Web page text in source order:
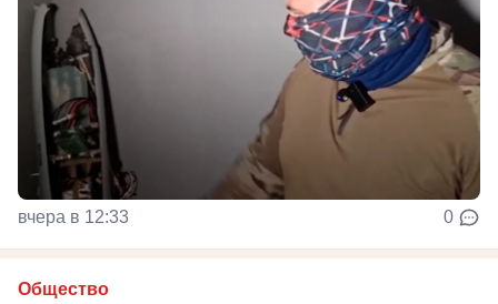
вчера в 12:33 0
Общество